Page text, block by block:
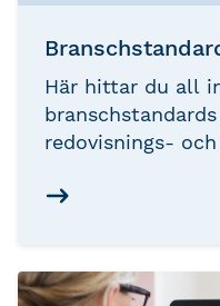
Här hittar du all
redovisnings-
Srf konsulterna